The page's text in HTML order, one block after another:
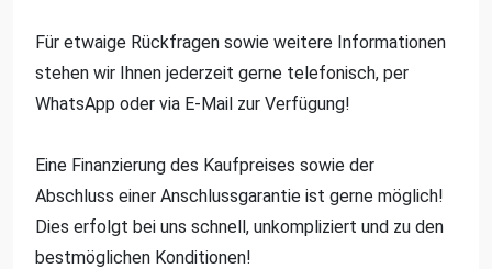
Für etwaige Rückfragen sowie weitere Informationen
stehen wir Ihnen jederzeit gerne telefonisch, per
WhatsApp oder via E-Mail zur Verfügung!
Eine Finanzierung des Kaufpreises sowie der
Abschluss einer Anschlussgarantie ist gerne möglich!
Dies erfolgt bei uns schnell, unkompliziert und zu den
bestmöglichen Konditionen!